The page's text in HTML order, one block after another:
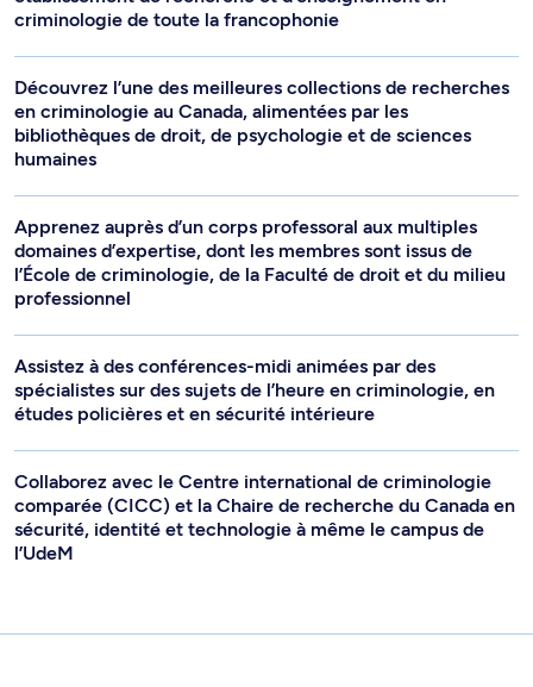
criminologie de toute la francophonie
Découvrez l’une des meilleures collections de recherches
en criminologie au Canada, alimentées par les
bibliothèques de droit, de psychologie et de sciences
humaines
Apprenez auprès d’un corps professoral aux multiples
domaines d’expertise, dont les membres sont issus de
l’École de criminologie, de la Faculté de droit et du milieu
professionnel
Assistez à des conférences-midi animées par des
spécialistes sur des sujets de l’heure en criminologie, en
études policières et en sécurité intérieure
Collaborez avec le Centre international de criminologie
comparée (CICC) et la Chaire de recherche du Canada en
sécurité, identité et technologie à même le campus de
l’UdeM